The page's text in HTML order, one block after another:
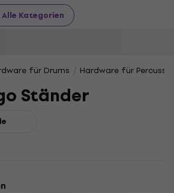
Alle Kategorien
für Drums Hardware für
Ständer